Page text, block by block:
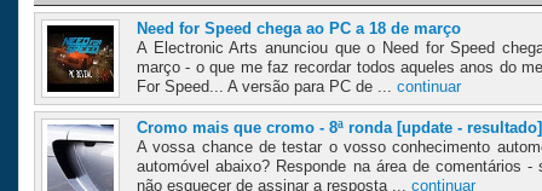
Need for Speed chega ao PC a 18 de março
A Electronic Arts anunciou que o Need for Speed
março - o que me faz recordar todos aqueles anos do
For Speed... A versão para PC de ... continuar
Cromo mais que cromo - 8ª ronda [update - resultado]
A vossa chance de testar o vosso conhecimento
automóvel abaixo? Responde na área de comentários -
não esquecer de assinar a resposta ... continuar